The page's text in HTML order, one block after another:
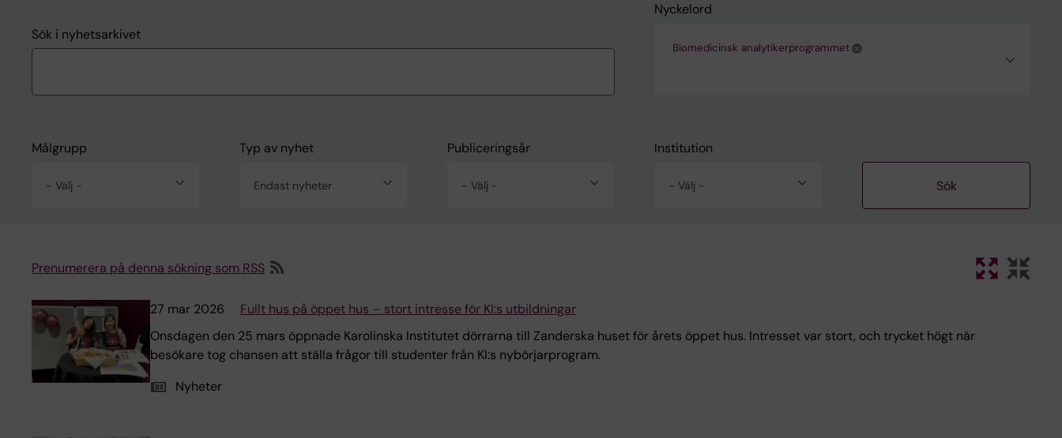
Sök i nyhetsarkivet
Nyckelord
Biomedicinsk analytikerprogrammet
Målgrupp
- Välj -
Typ av nyhet
Endast nyheter
Publiceringsår
- Välj -
Institution
- Välj -
Prenumerera på denna sökning som RSS
27 mar 2026
Fullt hus på öppet hus – stort intresse för KI:s utbildningar
Onsdagen den 25 mars öppnade Karolinska Institutet dörrarna till Zanderska huset för årets öppet hus. Intresset var stort, och trycket högt när
besökare tog chansen att ställa frågor till studenter från KI:s nybörjarprogram.
Nyheter